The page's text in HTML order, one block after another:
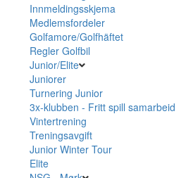
Innmeldingsskjema
Medlemsfordeler
Golfamore/Golfhäftet
Regler Golfbil
Junior/Elite
Juniorer
Turnering Junior
3x-klubben - Fritt spill samarbeid
Vintertrening
Treningsavgift
Junior Winter Tour
Elite